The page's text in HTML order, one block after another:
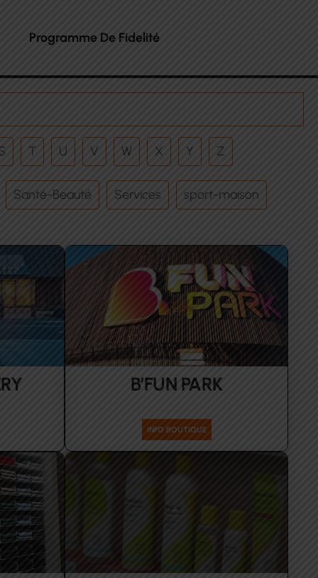
Programme De Fidelité
T U V W X Y Z
Santé-Beauté Services sport-maison
B’FUN PARK
INFO BOUTIQUE